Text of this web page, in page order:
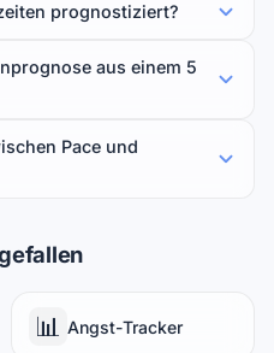
prognostiziert?
aus einem 5
Pace und
📊 Angst-Tracker